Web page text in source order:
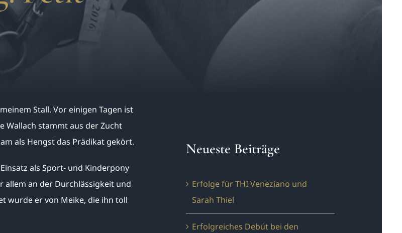
Stall. Vor einigen Tagen ist
Wallach stammt aus der Zucht
als Hengst das Prädikat gekört.
als Sport- und Kinderpony
allem an der Durchlässigkeit und
wurde er von Meike, die ihn toll
Neueste Beiträge
Erfolge für THI Veneziano und
Sarah Thiel
Erfolgreiches Debüt bei den